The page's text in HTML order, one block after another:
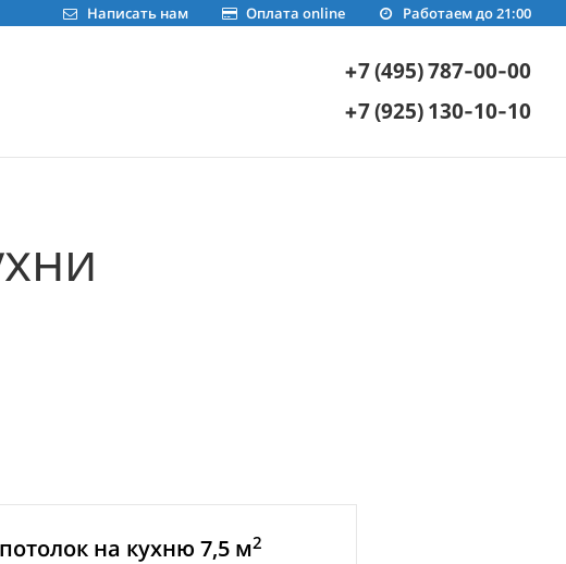
Работаем до 21:00
Оплата online
Написать нам
+7 (495) 787-00-00
+7 (925) 130-10-10
на кухню 7,5 м2